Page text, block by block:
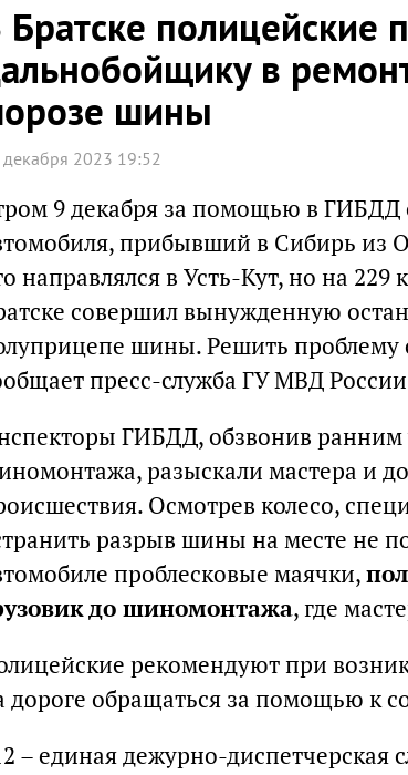
Братске полицейские
в
шины
2023 19:52
9 декабря за помощью в ГИБДД
прибывший в Сибирь из
направлялся в Усть-Кут, но на
совершил вынужденную
шины. Решить проблему
пресс-служба ГУ МВД
ГИБДД, обзвонив ранним
разыскали мастера и
Осмотрев колесо,
разрыв шины на месте не
проблесковые маячки,
до шиномонтажа, где
рекомендуют при
дороге обращаться за помощью к
– единая дежурно-диспетчерская